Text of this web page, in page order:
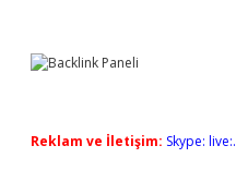
Reklam ve İletişim: Skype: